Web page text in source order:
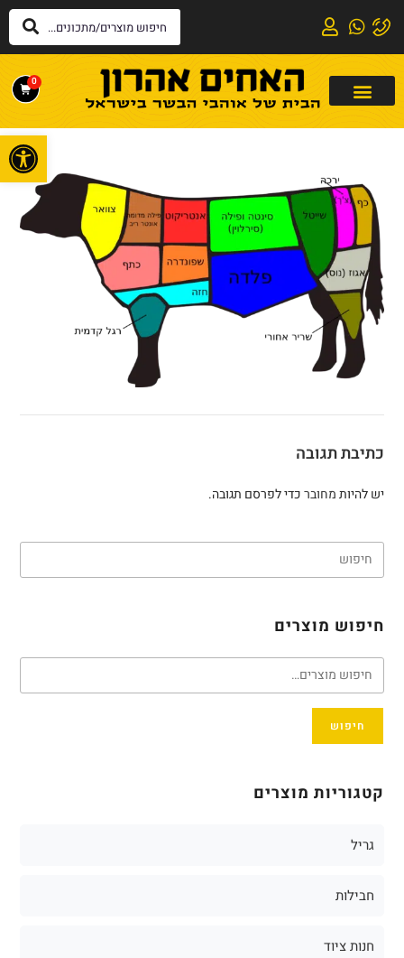
0
כתיבת תגובה
יש להיותמחוברכדי לפרסם תגובה.
חיפוש מוצרים
חיפוש
קטגוריות מוצרים
גריל
חבילות
חנות ציוד